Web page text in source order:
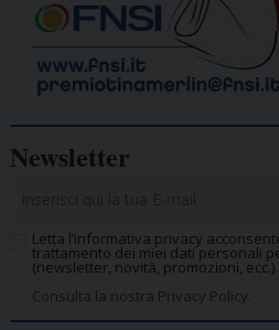
Newsletter
Letta l’informativa privacy
trattamento dei miei dati personali
(newsletter, novità, promozioni, ecc.).
Consulta la nostra Privacy Policy.